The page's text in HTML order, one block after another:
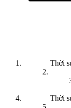
Thời
Thời